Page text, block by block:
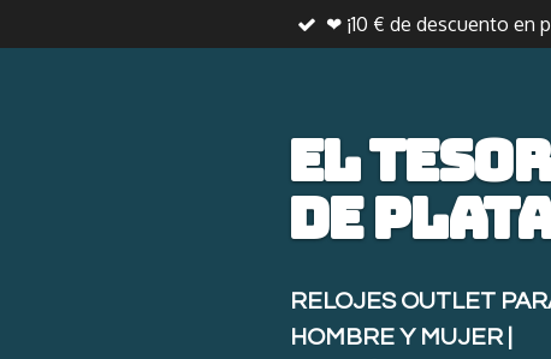
al
❤ ¡10 € de descuento en
El
de
RELOJES OUTLET
HOMBRE Y MUJER |